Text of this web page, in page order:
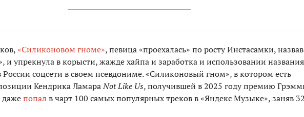
«Силиконовом гноме», певица «проехалась» по росту Инстасамки,
и упрекнула в корысти, жажде хайпа и заработка и использовании названия
соцсети в своем псевдониме. «Силиконовый гном», в котором есть
Кендрика ЛамараNot Like Us, получившей в 2025 году премию
дажепопал в чарт 100 самых популярных треков в «Яндекс Музыке», заняв